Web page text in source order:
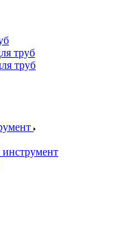
труб
труб